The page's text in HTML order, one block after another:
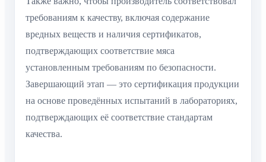
требованиям к качеству, включая содержание
вредных веществ и наличия сертификатов,
подтверждающих соответствие мяса
установленным требованиям по безопасности.
Завершающий этап — это сертификация продукции
на основе проведённых испытаний в лабораториях,
подтверждающих её соответствие стандартам
качества.